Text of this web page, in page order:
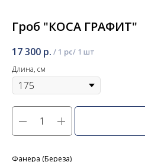
Гроб "КОСА ГРАФИТ"
17 300 р. / 1 pc
Длина, см
Фанера (Береза)